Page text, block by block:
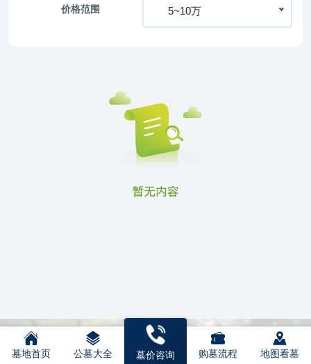
价格范围 5~10万
墓地首页 公墓大全 墓价咨询 购墓流程 地图看墓